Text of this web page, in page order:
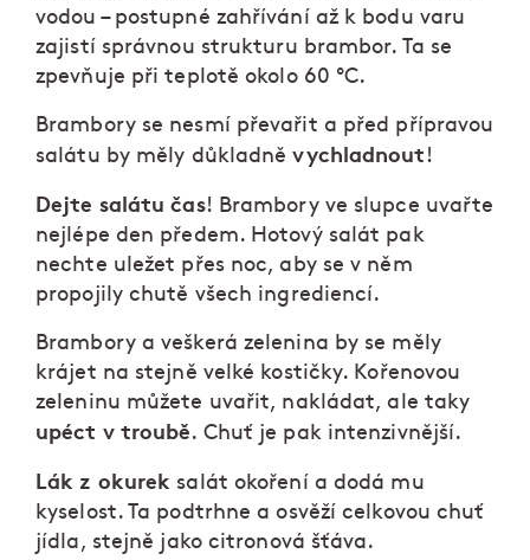
vodou – postupné zahřívání až k bodu varu
zajistí správnou strukturu brambor. Ta se
zpevňuje při teplotě okolo 60 ºC.
Brambory se nesmí převařit a před přípravou
salátu by měly důkladněvychladnout!
Dejte salátu čas! Brambory ve slupce uvařte
nejlépe den předem. Hotový salát pak
nechte uležet přes noc, aby se v něm
propojily chutě všech ingrediencí.
Brambory a veškerá zelenina by se měly
krájet na stejně velké kostičky. Kořenovou
zeleninu můžete uvařit, nakládat, ale taky
upéct v troubě. Chuť je pak intenzivnější.
Lák z okurek salát okoření a dodá mu
kyselost. Ta podtrhne a osvěží celkovou chuť
jídla, stejně jako citronová šťáva.